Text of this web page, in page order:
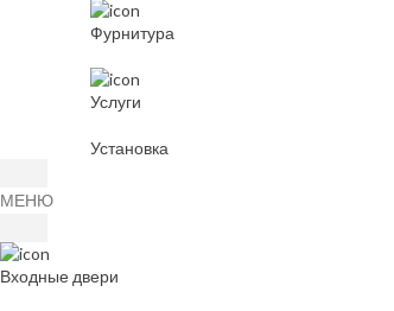
Фурнитура
Услуги
Установка
МЕНЮ
Входные двери